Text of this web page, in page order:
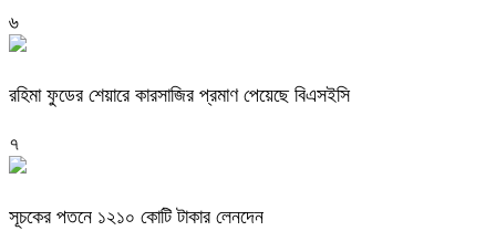
৬
রহিমা ফুডের শেয়ারে কারসাজির প্রমাণ পেয়েছে বিএসইসি
৭
সূচকের পতনে ১২১০ কোটি টাকার লেনদেন